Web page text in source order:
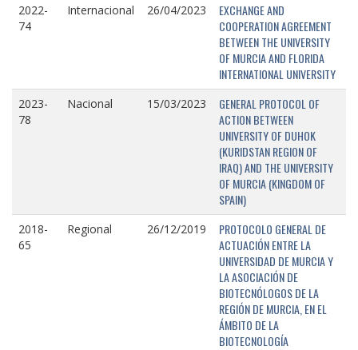
2022-
74
Internacional 26/04/2023
EXCHANGE AND
COOPERATION AGREEMENT
BETWEEN THE UNIVERSITY
OF MURCIA AND FLORIDA
INTERNATIONAL UNIVERSITY
2023-
78
Nacional 15/03/2023
GENERAL PROTOCOL OF
ACTION BETWEEN
UNIVERSITY OF DUHOK
(KURIDSTAN REGION OF
IRAQ) AND THE UNIVERSITY
OF MURCIA (KINGDOM OF
SPAIN)
2018-
65
Regional 26/12/2019
PROTOCOLO GENERAL DE
ACTUACIÓN ENTRE LA
UNIVERSIDAD DE MURCIA Y
LA ASOCIACIÓN DE
BIOTECNÓLOGOS DE LA
REGIÓN DE MURCIA, EN EL
ÁMBITO DE LA
BIOTECNOLOGÍA